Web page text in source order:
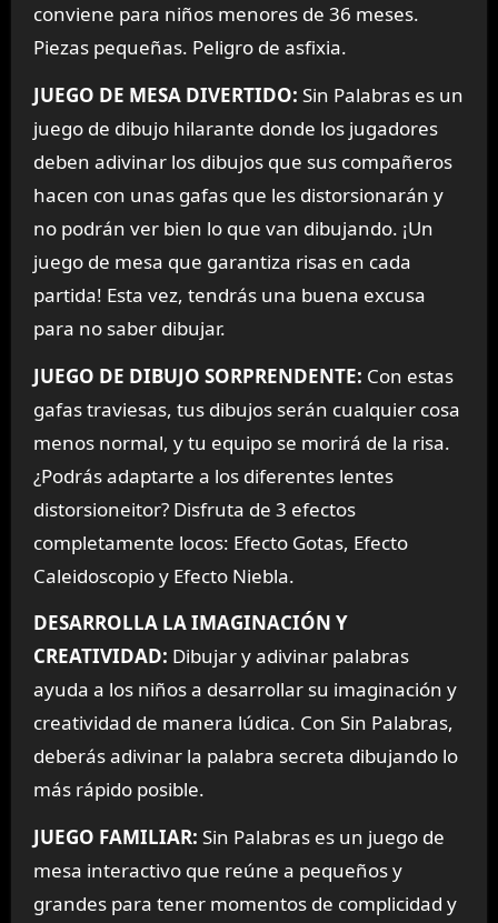
conviene para niños menores de 36 meses.
Piezas pequeñas. Peligro de asfixia.
JUEGO DE MESA DIVERTIDO: Sin Palabras es un
juego de dibujo hilarante donde los jugadores
deben adivinar los dibujos que sus compañeros
hacen con unas gafas que les distorsionarán y
no podrán ver bien lo que van dibujando. ¡Un
juego de mesa que garantiza risas en cada
partida! Esta vez, tendrás una buena excusa
para no saber dibujar.
JUEGO DE DIBUJO SORPRENDENTE: Con estas
gafas traviesas, tus dibujos serán cualquier cosa
menos normal, y tu equipo se morirá de la risa.
¿Podrás adaptarte a los diferentes lentes
distorsioneitor? Disfruta de 3 efectos
completamente locos: Efecto Gotas, Efecto
Caleidoscopio y Efecto Niebla.
DESARROLLA LA IMAGINACIÓN Y
CREATIVIDAD: Dibujar y adivinar palabras
ayuda a los niños a desarrollar su imaginación y
creatividad de manera lúdica. Con Sin Palabras,
deberás adivinar la palabra secreta dibujando lo
más rápido posible.
JUEGO FAMILIAR: Sin Palabras es un juego de
mesa interactivo que reúne a pequeños y
grandes para tener momentos de complicidad y